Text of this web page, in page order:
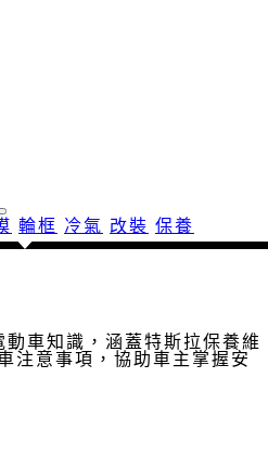
輪框 冷氣 改裝 保養
車知識，涵蓋特斯拉保養維
注意事項，協助車主掌握安